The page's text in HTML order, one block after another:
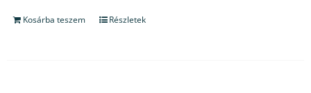
Kosárba teszem Részletek